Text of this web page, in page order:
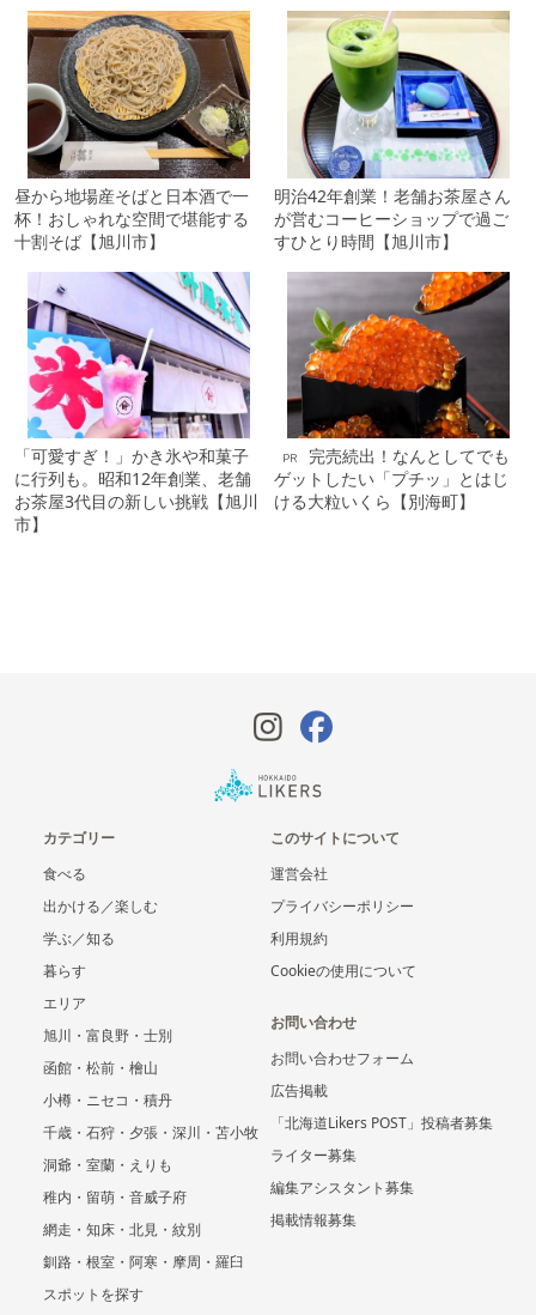
昼から地場産そばと日本酒で一
杯！おしゃれな空間で堪能する
十割そば【旭川市】
明治42年創業！老舗お茶屋さん
が営むコーヒーショップで過ご
すひとり時間【旭川市】
「可愛すぎ！」かき氷や和菓子
に行列も。昭和12年創業、老舗
お茶屋3代目の新しい挑戦【旭川
市】
PR
完売続出！なんとしてでも
ゲットしたい「プチッ」とはじ
ける大粒いくら【別海町】
カテゴリー
食べる
出かける／楽しむ
学ぶ／知る
暮らす
エリア
旭川・富良野・士別
函館・松前・檜山
小樽・ニセコ・積丹
千歳・石狩・夕張・深川・苫小牧
洞爺・室蘭・えりも
稚内・留萌・音威子府
網走・知床・北見・紋別
釧路・根室・阿寒・摩周・羅臼
スポットを探す
このサイトについて
運営会社
プライバシーポリシー
利用規約
Cookieの使用について
お問い合わせ
お問い合わせフォーム
広告掲載
「北海道Likers POST」投稿者募集
ライター募集
編集アシスタント募集
掲載情報募集